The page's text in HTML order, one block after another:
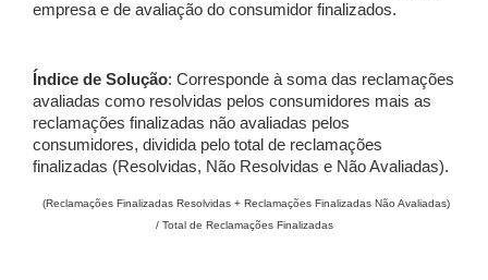
empresa e de avaliação do consumidor finalizados.
Índice de Solução: Corresponde à soma das reclamações
avaliadas como resolvidas pelos consumidores mais as
reclamações finalizadas não avaliadas pelos
consumidores, dividida pelo total de reclamações
finalizadas (Resolvidas, Não Resolvidas e Não Avaliadas).
(Reclamações Finalizadas Resolvidas + Reclamações Finalizadas Não Avaliadas)
/ Total de Reclamações Finalizadas